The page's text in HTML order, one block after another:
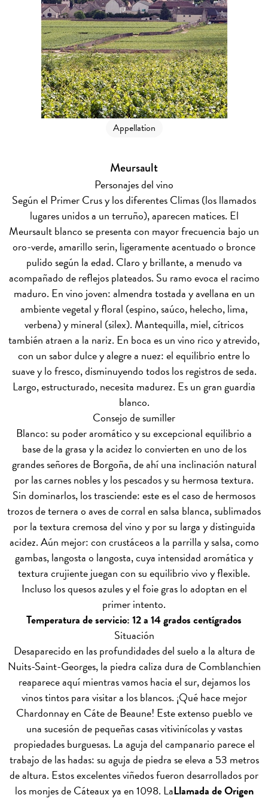
Appellation
Meursault
Personajes del vino
Según el Primer Crus y los diferentes Climas (los llamados
lugares unidos a un terruño), aparecen matices. El
Meursault blanco se presenta con mayor frecuencia bajo un
oro-verde, amarillo serin, ligeramente acentuado o bronce
pulido según la edad. Claro y brillante, a menudo va
acompañado de reflejos plateados. Su ramo evoca el racimo
maduro. En vino joven: almendra tostada y avellana en un
ambiente vegetal y floral (espino, saúco, helecho, lima,
verbena) y mineral (silex). Mantequilla, miel, cítricos
también atraen a la nariz. En boca es un vino rico y atrevido,
con un sabor dulce y alegre a nuez: el equilibrio entre lo
suave y lo fresco, disminuyendo todos los registros de seda.
Largo, estructurado, necesita madurez. Es un gran guardia
blanco.
Consejo de sumiller
Blanco: su poder aromático y su excepcional equilibrio a
base de la grasa y la acidez lo convierten en uno de los
grandes señores de Borgoña, de ahí una inclinación natural
por las carnes nobles y los pescados y su hermosa textura.
Sin dominarlos, los trasciende: este es el caso de hermosos
trozos de ternera o aves de corral en salsa blanca, sublimados
por la textura cremosa del vino y por su larga y distinguida
acidez. Aún mejor: con crustáceos a la parrilla y salsa, como
gambas, langosta o langosta, cuya intensidad aromática y
textura crujiente juegan con su equilibrio vivo y flexible.
Incluso los quesos azules y el foie gras lo adoptan en el
primer intento.
Temperatura de servicio: 12 a 14 grados centígrados
Situación
Desaparecido en las profundidades del suelo a la altura de
Nuits-Saint-Georges, la piedra caliza dura de Comblanchien
reaparece aquí mientras vamos hacia el sur, dejamos los
vinos tintos para visitar a los blancos. ¡Qué hace mejor
Chardonnay en Cáte de Beaune! Este extenso pueblo ve
una sucesión de pequeñas casas vitivinícolas y vastas
propiedades burguesas. La aguja del campanario parece el
trabajo de las hadas: su aguja de piedra se eleva a 53 metros
de altura. Estos excelentes viñedos fueron desarrollados por
los monjes de Cáteaux ya en 1098. LaLlamada de Origen